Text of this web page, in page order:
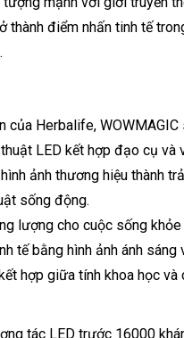
thành điểm nhấn tinh tế
của Herbalife, WOWMAGIC
LED kết hợp đạo cụ và
ảnh thương hiệu thành
sống động.
lượng cho cuộc sống khỏe
tế bằng hình ảnh ánh sáng
hợp giữa tính khoa học và